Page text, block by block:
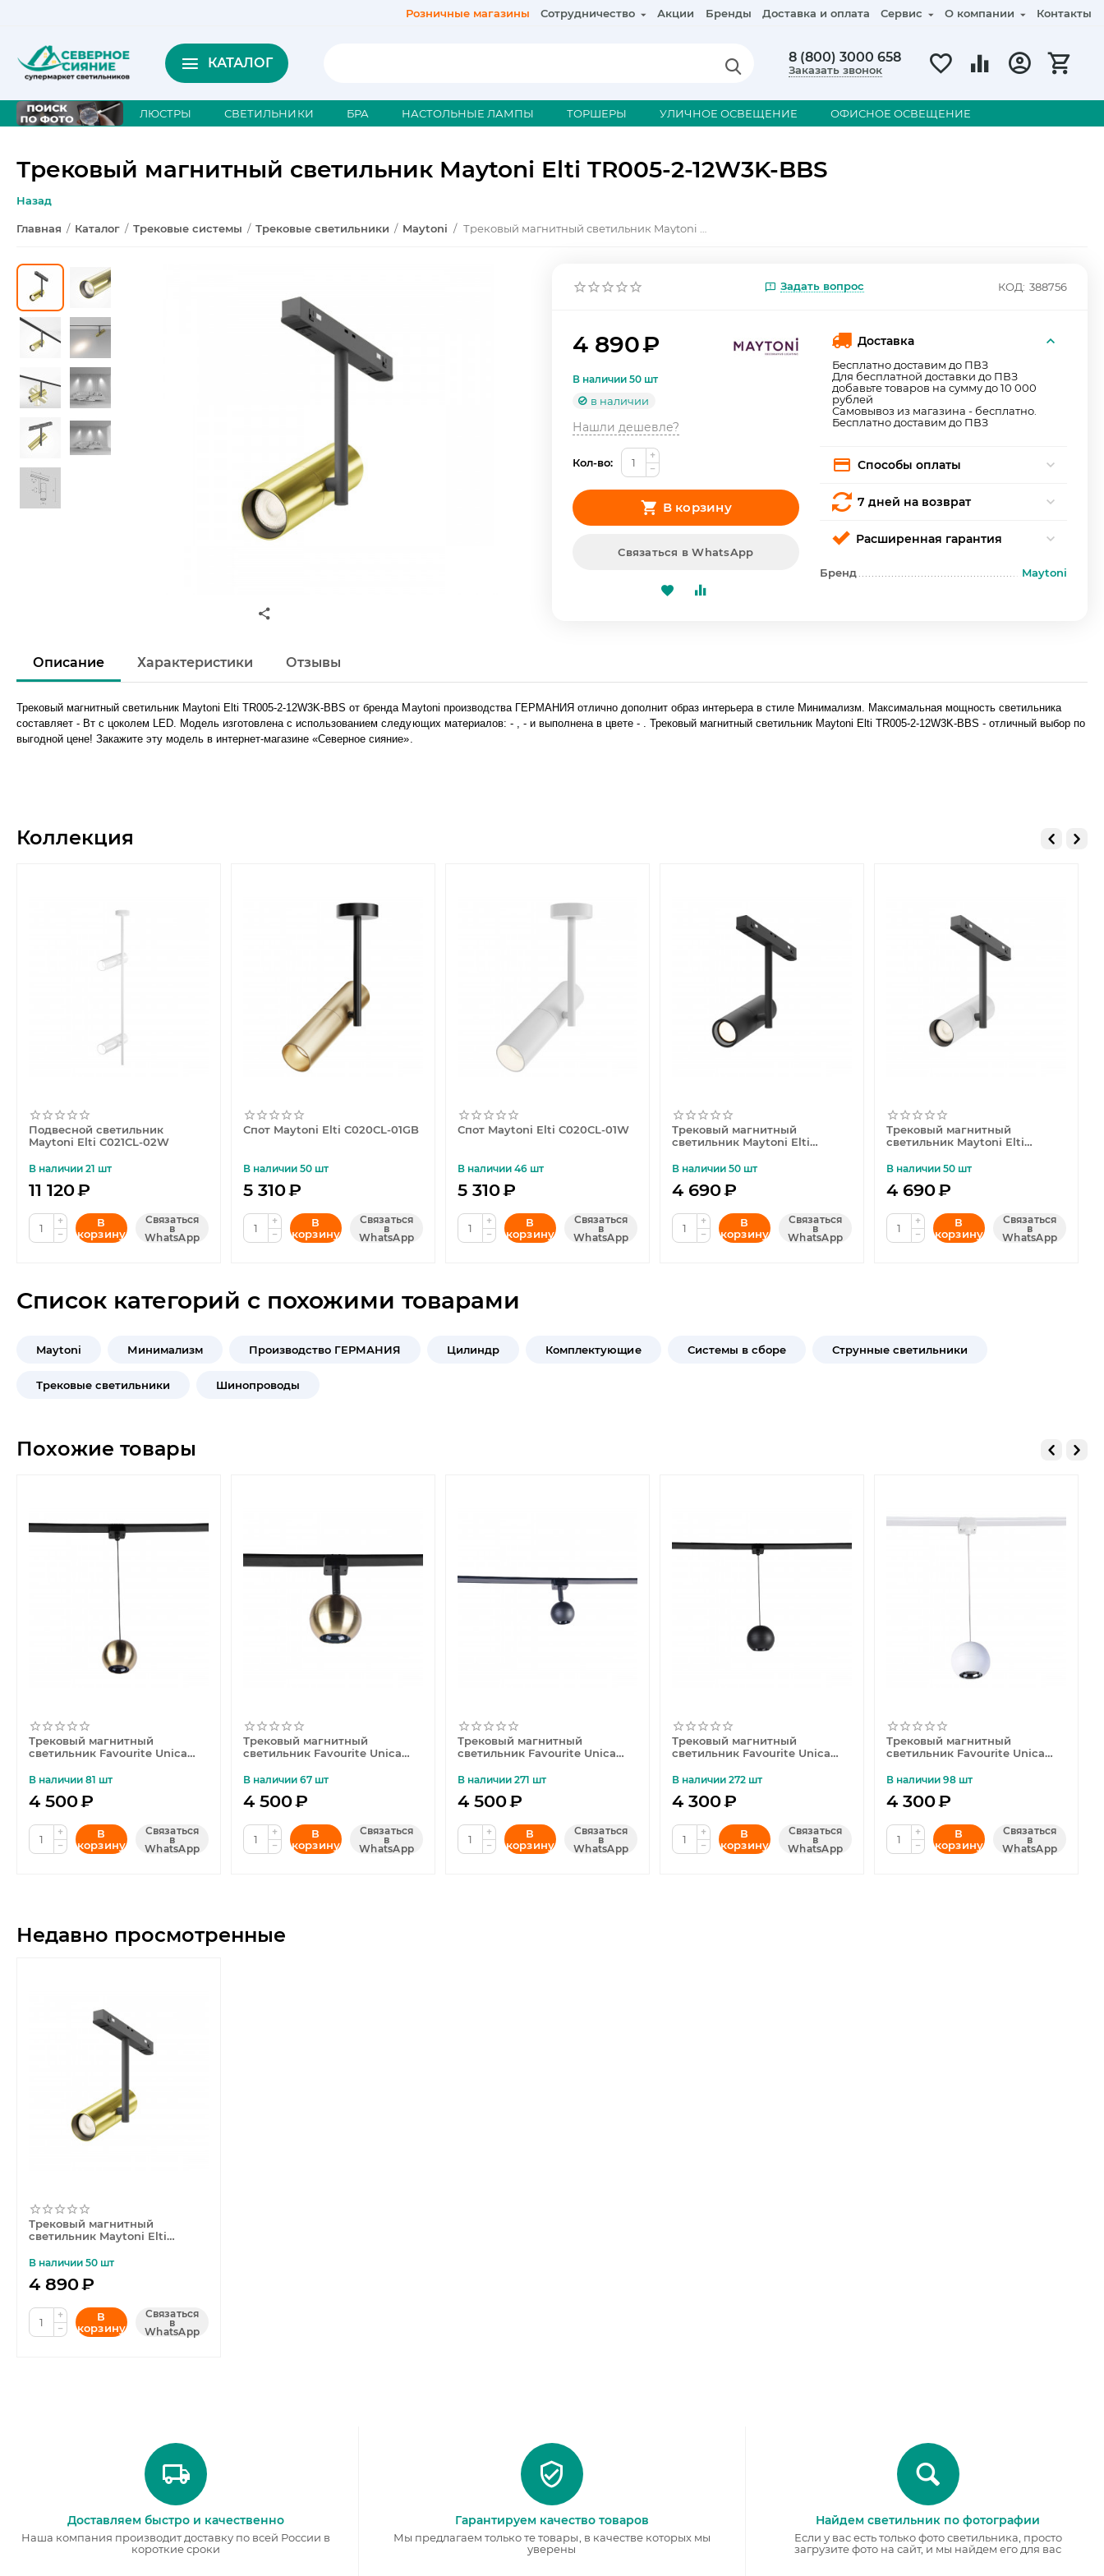
Розничные магазины Сотрудничество Акции Бренды Доставка и оплата Сервис О компании Контакты
КАТАЛОГ 8 (800) 3000 658
Заказать звонок
ЛЮСТРЫ СВЕТИЛЬНИКИ БРА НАСТОЛЬНЫЕ ЛАМПЫ ТОРШЕРЫ УЛИЧНОЕ ОСВЕЩЕНИЕ ОФИСНОЕ ОСВЕЩЕНИЕ
Трековый магнитный светильник Maytoni Elti TR005-2-12W3K-BBS
Назад
Главная / Каталог / Трековые системы / Трековые светильники / Maytoni /
Задать вопрос КОД: 388756
4 890₽
В наличии 50 шт
в наличии
Нашли дешевле?
Кол-во:
+
−
В корзину
Связаться в WhatsApp
Доставка
Бесплатно доставим до ПВЗ
Для бесплатной доставки до ПВЗ
добавьте товаров на сумму до 10 000
рублей
Самовывоз из магазина - бесплатно.
Бесплатно доставим до ПВЗ
Способы оплаты
7 дней на возврат
Расширенная гарантия
Бренд Maytoni
Описание Характеристики Отзывы
Трековый магнитный светильник Maytoni Elti TR005-2-12W3K-BBS от бренда Maytoni производства ГЕРМАНИЯ отлично дополнит образ интерьера в стиле Минимализм. Максимальная мощность светильника
составляет - Вт с цоколем LED. Модель изготовлена с использованием следующих материалов: - , - и выполнена в цвете - . Трековый магнитный светильник Maytoni Elti TR005-2-12W3K-BBS - отличный выбор по
выгодной цене! Закажите эту модель в интернет-магазине «Северное сияние».
Коллекция
Подвесной светильник
Maytoni Elti C021CL-02W
В наличии 21 шт
11 120₽
+
−
В
корзину
Связаться
в
WhatsApp
Спот Maytoni Elti C020CL-01GB
В наличии 50 шт
5 310₽
+
−
В
корзину
Связаться
в
WhatsApp
Спот Maytoni Elti C020CL-01W
В наличии 46 шт
5 310₽
+
−
В
корзину
Связаться
в
WhatsApp
Трековый магнитный
светильник Maytoni Elti
В наличии 50 шт
4 690₽
+
−
В
корзину
Связаться
в
WhatsApp
Трековый магнитный
светильник Maytoni Elti
В наличии 50 шт
4 690₽
+
−
В
корзину
Связаться
в
WhatsApp
Список категорий с похожими товарами
Maytoni Минимализм Производство ГЕРМАНИЯ Цилиндр Комплектующие Системы в сборе Струнные светильники
Трековые светильники Шинопроводы
Похожие товары
Трековый магнитный
светильник Favourite Unica
В наличии 81 шт
4 500₽
+
−
В
корзину
Связаться
в
WhatsApp
Трековый магнитный
светильник Favourite Unica
В наличии 67 шт
4 500₽
+
−
В
корзину
Связаться
в
WhatsApp
Трековый магнитный
светильник Favourite Unica
В наличии 271 шт
4 500₽
+
−
В
корзину
Связаться
в
WhatsApp
Трековый магнитный
светильник Favourite Unica
В наличии 272 шт
4 300₽
+
−
В
корзину
Связаться
в
WhatsApp
Трековый магнитный
светильник Favourite Unica
В наличии 98 шт
4 300₽
+
−
В
корзину
Связаться
в
WhatsApp
Недавно просмотренные
Трековый магнитный
светильник Maytoni Elti
В наличии 50 шт
4 890₽
+
−
В
корзину
Связаться
в
WhatsApp
Доставляем быстро и качественно
Наша компания производит доставку по всей России в
короткие сроки
Гарантируем качество товаров
Мы предлагаем только те товары, в качестве которых мы
уверены
Найдем светильник по фотографии
Если у вас есть только фото светильника, просто
загрузите фото на сайт, и мы найдем его для вас